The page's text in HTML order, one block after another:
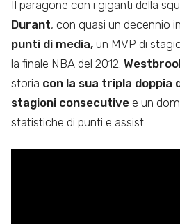
Il paragone con i giganti della
Durant, con quasi un decennio
punti di media, un MVP di
la finale NBA del 2012.
storia con la sua tripla doppia
stagioni consecutive e un
statistiche di punti e assist.